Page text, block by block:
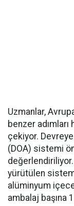
Uzmanlar,
benzer
çekiyor.
(DOA) sistemi
yürütülen
alüminyum
ambalaj başına